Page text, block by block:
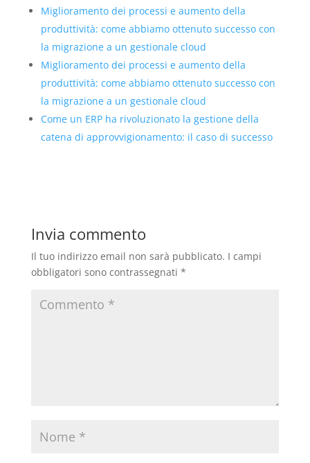
Miglioramento dei processi e aumento della
produttività: come abbiamo ottenuto successo con
la migrazione a un gestionale cloud
Miglioramento dei processi e aumento della
produttività: come abbiamo ottenuto successo con
la migrazione a un gestionale cloud
Come un ERP ha rivoluzionato la gestione della
catena di approvvigionamento: il caso di successo
Invia commento
Il tuo indirizzo email non sarà pubblicato. I campi
obbligatori sono contrassegnati *